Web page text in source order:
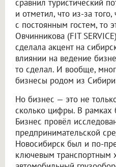
сравнил туристический
и отметил, что из-за того,
с постоянным гостем, то
Овчинникова (FIT
сделала акцент на
влиянии на ведение
то сделал. И вообще,
бизнесы родом из
Но бизнес — это не
сколько цифры. В рамках
Бизнес провёл
предпринимательской
Новосибирск был и по-
ключевым транспортным